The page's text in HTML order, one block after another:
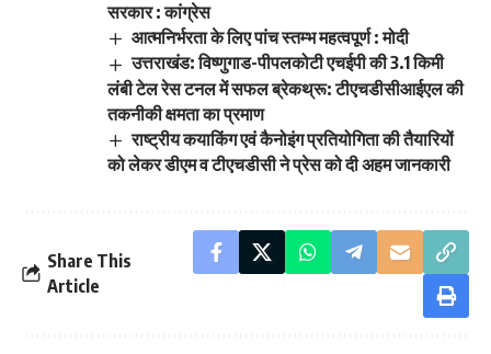
सरकार : कांग्रेस
आत्मनिर्भरता के लिए पांच स्तम्भ महत्वपूर्ण : मोदी
उत्तराखंड: विष्णुगाड-पीपलकोटी एचईपी की 3.1 किमी
लंबी टेल रेस टनल में सफल ब्रेकथ्रू: टीएचडीसीआईएल की
तकनीकी क्षमता का प्रमाण
राष्ट्रीय कयाकिंग एवं कैनोइंग प्रतियोगिता की तैयारियों
को लेकर डीएम व टीएचडीसी ने प्रेस को दी अहम जानकारी
Share This
Article